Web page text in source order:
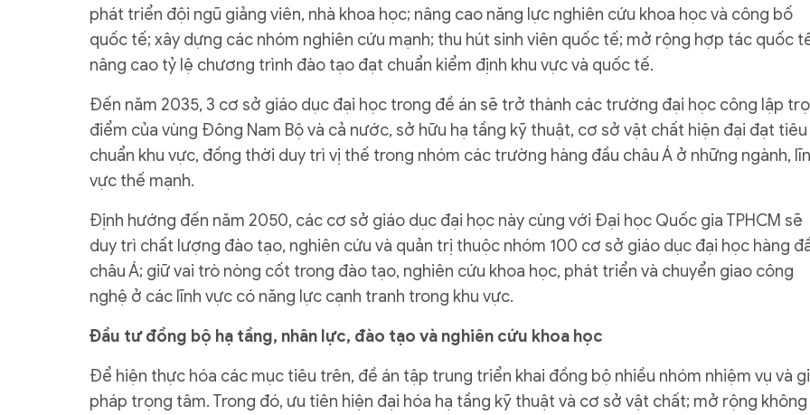
phát triển đội ngũ giảng viên, nhà khoa học; nâng cao năng lực nghiên cứu khoa học và công bố
quốc tế; xây dựng các nhóm nghiên cứu mạnh; thu hút sinh viên quốc tế; mở rộng hợp tác quốc
nâng cao tỷ lệ chương trình đào tạo đạt chuẩn kiểm định khu vực và quốc tế.
Đến năm 2035, 3 cơ sở giáo dục đại học trong đề án sẽ trở thành các trường đại học công lập
điểm của vùng Đông Nam Bộ và cả nước, sở hữu hạ tầng kỹ thuật, cơ sở vật chất hiện đại đạt tiêu
chuẩn khu vực, đồng thời duy trì vị thế trong nhóm các trường hàng đầu châu Á ở những ngành,
vực thế mạnh.
Định hướng đến năm 2050, các cơ sở giáo dục đại học này cùng với Đại học Quốc gia TPHCM sẽ
duy trì chất lượng đào tạo, nghiên cứu và quản trị thuộc nhóm 100 cơ sở giáo dục đại học hàng
châu Á; giữ vai trò nòng cốt trong đào tạo, nghiên cứu khoa học, phát triển và chuyển giao công
nghệ ở các lĩnh vực có năng lực cạnh tranh trong khu vực.
Đầu tư đồng bộ hạ tầng, nhân lực, đào tạo và nghiên cứu khoa học
Để hiện thực hóa các mục tiêu trên, đề án tập trung triển khai đồng bộ nhiều nhóm nhiệm vụ và
pháp trọng tâm. Trong đó, ưu tiên hiện đại hóa hạ tầng kỹ thuật và cơ sở vật chất; mở rộng không